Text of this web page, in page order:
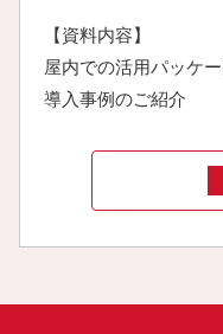
【資料内容】
屋内での活用パッケ
導入事例のご紹介